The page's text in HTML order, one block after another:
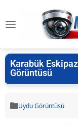
Karabük
Görüntüsü
Uydu Görüntüsü